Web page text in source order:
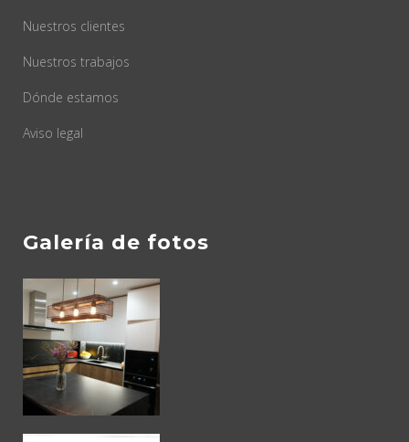
Nuestros clientes
Nuestros trabajos
Dónde estamos
Aviso legal
Galería de fotos